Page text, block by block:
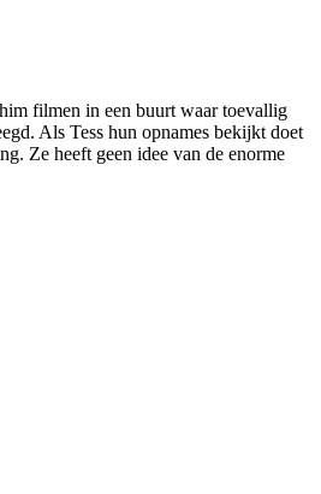
filmen in een buurt waar toevallig
Als Tess hun opnames bekijkt doet
Ze heeft geen idee van de enorme